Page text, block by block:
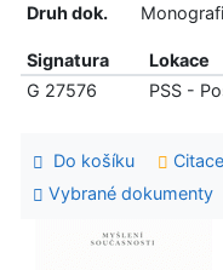
Druh dok.
Signatura Lokace
G 27576
PSS -
Do košíku Citace
Vybrané dokumenty